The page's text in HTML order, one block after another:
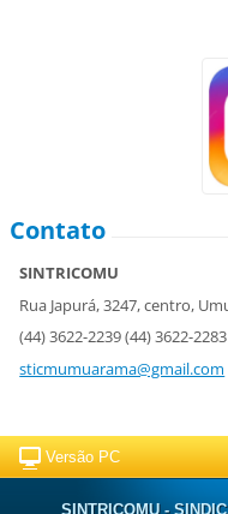
Contato
SINTRICOMU
Rua Japurá, 3247, centro,
(44) 3622-2239 (44) 3622-2283
sticmumuarama@gmail.com
Versão PC
SINTRICOMU -